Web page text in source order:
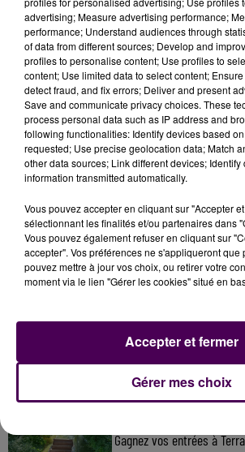
raison d’une douzaine chaque
navigation fluviale n’est jamais bien
nous avons réalisé un
quinze mètres de long en ossature
avec fierté Vincent Aldebert.
désormais sur le canal de
février, c’est le maire de Blois Marc
venu rendre visite à Kairos :"Nous
trentaine de bacs à fleurs pour la
venir le printemps avec espoir !
Gagnez vos entrées à
advertising; Measure advertising performance;
performance; Understand audiences through
of data from different sources; Develop and
profiles to personalise content; Use profiles to
content; Use limited data to select content;
detect fraud, and fix errors; Deliver and present
Save and communicate privacy choices. These
process personal data such as IP address and
following functionalities: Identify devices based
requested; Use precise geolocation data; Match
other data sources; Link different devices;
information transmitted automatically.
Vous pouvez accepter en cliquant sur "Accepter
sélectionnant les finalités et/ou partenaires dans
Vous pouvez également refuser en cliquant sur
accepter". Vos préférences ne s'appliqueront que
pouvez mettre à jour vos choix, ou retirer votre
moment via le lien "Gérer les cookies" situé en
Gérer mes choix
Accepter et fermer